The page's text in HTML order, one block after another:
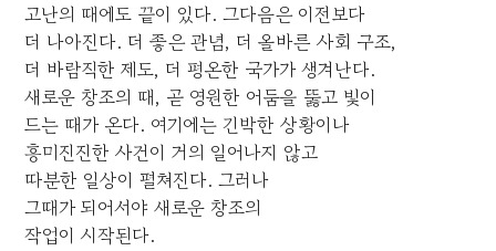
고난의 때에도 끝이 있다. 그다음은 이전보다
더 나아진다. 더 좋은 관념, 더 올바른 사회 구조,
더 바람직한 제도, 더 평온한 국가가 생겨난다.
새로운 창조의 때, 곧 영원한 어둠을 뚫고 빛이
드는 때가 온다. 여기에는 긴박한 상황이나
흥미진진한 사건이 거의 일어나지 않고
따분한 일상이 펼쳐진다. 그러나
그때가 되어서야 새로운 창조의
작업이 시작된다.